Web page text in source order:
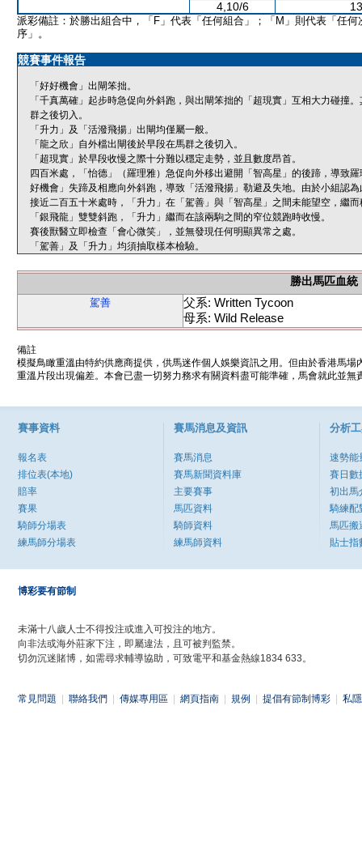
4,10/6
派彩備註：於勝出組合中，「F」代表「任何組合」；「M」則代表「任何
序」。
競賽事件報告
「好好機會」出閘笨拙。
「千真萬確」起步時急促向外斜跑，與出閘笨拙的「超現實」互相大力碰撞
群之後切入。
「升力」及「活潑飛揚」出閘均僅屬一般。
「龍之欣」自外檔出閘後於早段在馬群之後切入。
「超現實」於早段收慢之際十分難以穩定走勢，並且數度昂首。
四百米處，「怡德」（羅理雅）急促向外移出避開「智高星」的後蹄，導致
好機會」失蹄及相應向外斜跑，導致「活潑飛揚」勒避及失地。由於小組認
接近二百五十米處時，「升力」在「駕善」與「智高星」之間未能望空，繼
「銀飛龍」雙雙斜跑，「升力」繼而在該兩駒之間的窄位競跑時收慢。
賽後獸醫立即檢查「會心微笑」，並無發現任何明顯異常之處。
「駕善」及「升力」均須抽取樣本檢驗。
勝出馬匹血統
駕善
父系: Written Tycoon
母系: Wild Release
備註
模擬鳥瞰重溫由特約供應商提供，供馬迷作個人娛樂資訊之用。但由於香港馬
重溫片段出現偏差。本會已盡一切努力務求有關資料盡可能準確，馬會就此並
賽事資料
報名表
排位表(本地)
賠率
賽果
騎師分場表
練馬師分場表
賽馬消息及資訊
賽馬消息
賽馬新聞資料庫
主要賽事
馬匹資料
騎師資料
練馬師資料
分析
速勢能
賽日數
初出馬
騎練配
馬匹搬
貼士指
博彩要有節制
未滿十八歲人士不得投注或進入可投注的地方。
向非法或海外莊家下注，即屬違法，且可被判監禁。
切勿沉迷賭博，如需尋求輔導協助，可致電平和基金熱線1834 633。
常見問題 聯絡我們 傳媒專用區 網頁指南 規例 提倡有節制博彩 私